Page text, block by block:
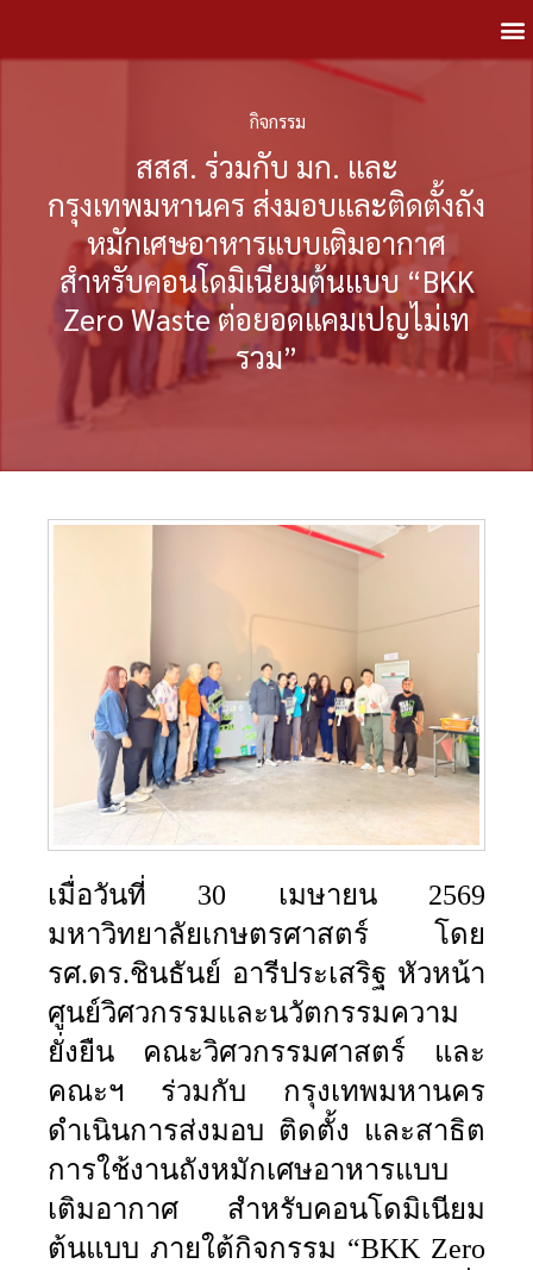
กิจกรรม
สสส. ร่วมกับ มก. และ
กรุงเทพมหานคร ส่งมอบและติดตั้งถัง
หมักเศษอาหารแบบเติมอากาศ
สำหรับคอนโดมิเนียมต้นแบบ “BKK
Zero Waste ต่อยอดแคมเปญไม่เท
รวม”
เมื่อวันที่ 30 เมษายน 2569
มหาวิทยาลัยเกษตรศาสตร์ โดย
รศ.ดร.ชินธันย์ อารีประเสริฐ หัวหน้า
ศูนย์วิศวกรรมและนวัตกรรมความ
ยั่งยืน คณะวิศวกรรมศาสตร์ และ
คณะฯ ร่วมกับ กรุงเทพมหานคร
ดำเนินการส่งมอบ ติดตั้ง และสาธิต
การใช้งานถังหมักเศษอาหารแบบ
เติมอากาศ สำหรับคอนโดมิเนียม
ต้นแบบ ภายใต้กิจกรรม “BKK Zero